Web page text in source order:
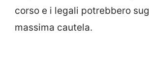
corso e i legali potrebbero
massima cautela.